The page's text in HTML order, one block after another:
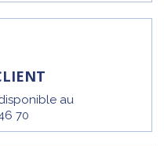
au
70